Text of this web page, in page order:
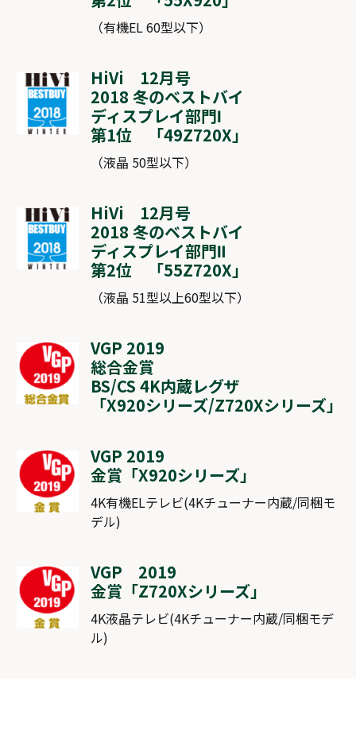
（有機EL 60型以下）
HiVi 12月号
2018 冬のベストバイ
ディスプレイ部門Ⅰ
第1位 「49Z720X」
（液晶 50型以下）
HiVi 12月号
2018 冬のベストバイ
ディスプレイ部門Ⅱ
第2位 「55Z720X」
（液晶 51型以上60型以下）
VGP 2019
総合金賞
BS/CS 4K内蔵レグザ
「X920シリーズ/Z720Xシリーズ」
VGP 2019
金賞「X920シリーズ」
4K有機ELテレビ(4Kチューナー内蔵/同梱モ
デル)
VGP 2019
金賞「Z720Xシリーズ」
4K液晶テレビ(4Kチューナー内蔵/同梱モデ
ル)